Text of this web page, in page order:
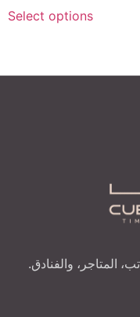
Select options
المتاجر، والفنادق.